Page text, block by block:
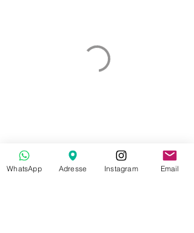
WhatsApp Adresse Instagram Email